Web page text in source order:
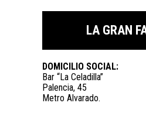
LA GRAN
DOMICILIO SOCIAL:
Bar “La Celadilla”
Palencia, 45
Metro Alvarado.